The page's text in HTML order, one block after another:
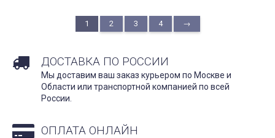
1 2 3 4 →
ДОСТАВКА ПО РОССИИ
Мы доставим ваш заказ курьером по Москве и
Области или транспортной компанией по всей
России.
ОПЛАТА ОНЛАЙН